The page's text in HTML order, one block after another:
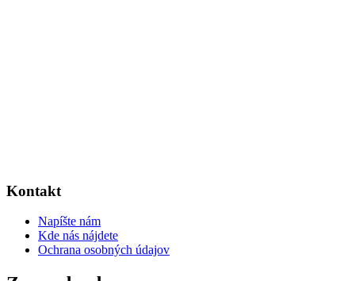
Kontakt
Napíšte nám
Kde nás nájdete
Ochrana osobných údajov